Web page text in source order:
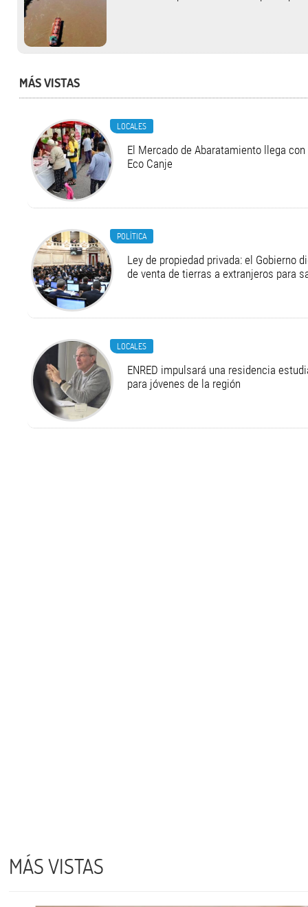
MÁS VISTAS
LOCALES
El Mercado de Abaratamiento llega
Eco Canje
POLÍTICA
Ley de propiedad privada: el Gobierno
de venta de tierras a extranjeros para
LOCALES
ENRED impulsará una residencia
para jóvenes de la región
MÁS VISTAS